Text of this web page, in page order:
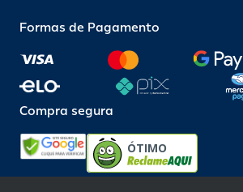
Formas de Pagamento
Compra segura
ÓTIMO